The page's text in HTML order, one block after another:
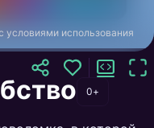
условиями использования
0+